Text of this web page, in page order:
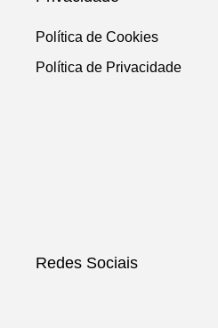
Política de Cookies
Política de Privacidade
Redes Sociais